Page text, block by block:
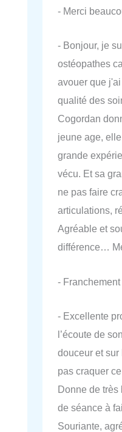
- Merci
- Bonjour, je
ostéopathes
avouer que
qualité des
Cogordan
jeune age,
grande
vécu. Et sa
ne pas faire
articulations,
Agréable et
différence…
- Franchement
- Excellente
l’écoute de
douceur et
pas craquer
Donne de très
de séance à
Souriante,